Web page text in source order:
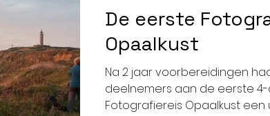
De eerste
Opaalkust
Na 2 jaar voorbereidingen
deelnemers aan de eerste
Fotografiereis Opaalkust